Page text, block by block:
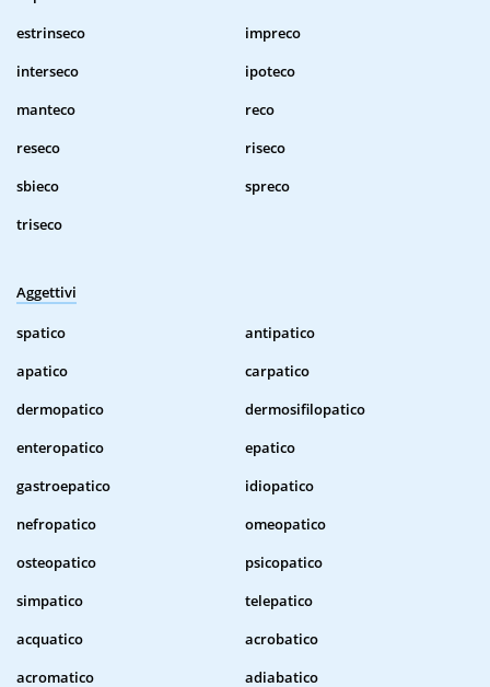
estrinseco
impreco
interseco
ipoteco
manteco
reco
reseco
riseco
sbieco
spreco
triseco
Aggettivi
spatico
antipatico
apatico
carpatico
dermopatico
dermosifilopatico
enteropatico
epatico
gastroepatico
idiopatico
nefropatico
omeopatico
osteopatico
psicopatico
simpatico
telepatico
acquatico
acrobatico
acromatico
adiabatico